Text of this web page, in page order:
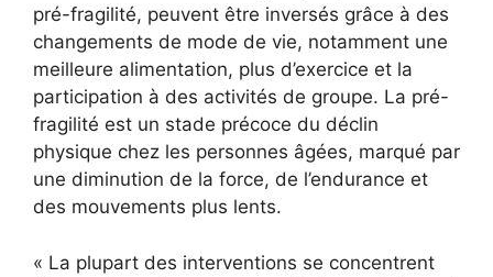
pré-fragilité, peuvent être inversés grâce à des
changements de mode de vie, notamment une
meilleure alimentation, plus d’exercice et la
participation à des activités de groupe. La pré-
fragilité est un stade précoce du déclin
physique chez les personnes âgées, marqué par
une diminution de la force, de l’endurance et
des mouvements plus lents.
« La plupart des interventions se concentrent